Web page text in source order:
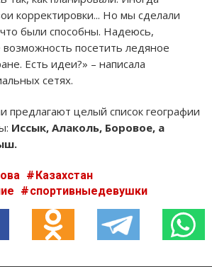
корректировки... Но мы сделали
были способны. Надеюсь,
посетить ледяное
Есть идеи?» – написала
сетях.
предлагают целый список географии
Иссык, Алаколь, Боровое, а
Казахстан
спортивныедевушки